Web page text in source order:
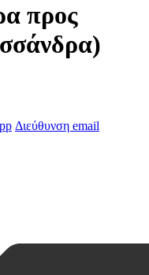
προς
Διεύθυνση email